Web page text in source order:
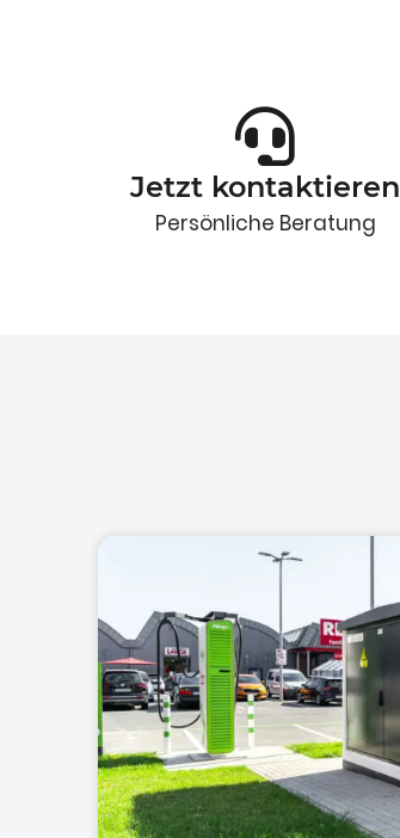
Jetzt kontaktieren
Persönliche Beratung